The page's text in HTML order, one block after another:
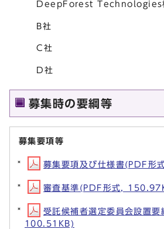
DeepForest Technologies
B社
C社
D社
募集時の要綱等
募集要項等
募集要項及び仕様書(PDF形
審査基準(PDF形式,
受託候補者選定委員会設置
100.51KB)